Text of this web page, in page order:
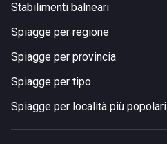
Stabilimenti balneari
Spiagge per regione
Spiagge per provincia
Spiagge per tipo
Spiagge per località più popolari